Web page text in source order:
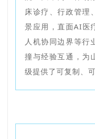
床诊疗、行政管理
景应用，直面AI医
人机协同边界等行
撞与经验互通，为
级提供了可复制、